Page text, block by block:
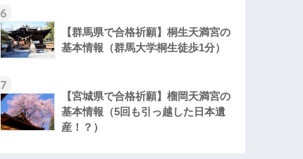
6
【群馬県で合格祈願】桐生天満宮の
基本情報（群馬大学桐生徒歩1分）
7
【宮城県で合格祈願】榴岡天満宮の
基本情報（5回も引っ越した日本遺
産！？）